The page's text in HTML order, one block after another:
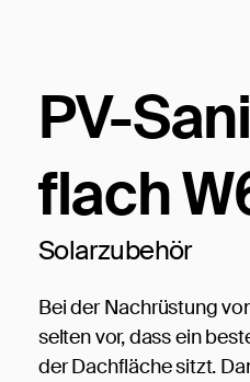
PV-
flach
Solarzubehör
Bei der Nachrüstung
selten vor, dass ein
der Dachfläche sitzt.